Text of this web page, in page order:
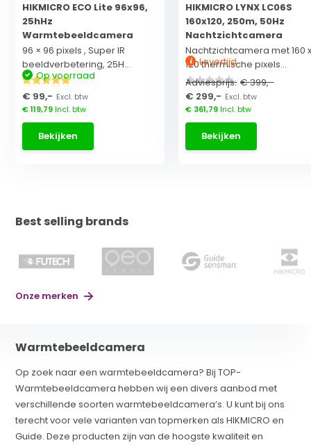
HIKMICRO ECO Lite 96x96,
25hHz
Warmtebeeldcamera
96 × 96 pixels , Super IR
beeldverbetering, 25H...
Op voorraad
€ 99,- Excl. btw
€ 119,79Incl. btw
Bekijken
HIKMICRO LYNX LC06S
160x120, 250m, 50Hz
Nachtzichtcamera
Nachtzichtcamera met 160
120 thermische pixels...
Levertijd
Adviesprijs: € 399,-
€ 299,- Excl. btw
€ 361,79Incl. btw
Bekijken
Best selling brands
Onze merken
Warmtebeeldcamera
Op zoek naar een warmtebeeldcamera? Bij TOP-
Warmtebeeldcamera hebben wij een divers aanbod met
verschillende soorten warmtebeeldcamera’s. U kunt bij ons
terecht voor vele varianten van topmerken als HIKMICRO en
Guide. Deze producten zijn van de hoogste kwaliteit en